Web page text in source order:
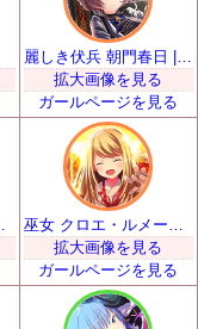
麗しき伏兵 朝門春日 | SSR
拡大画像を見る
ガールページを見る
拡大画像を見る
ガールページを見る